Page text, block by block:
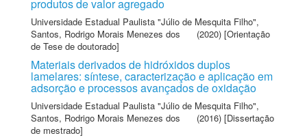
produtos de valor agregado
Universidade Estadual Paulista "Júlio de Mesquita Filho",
Santos, Rodrigo Morais Menezes dos
(2020) [Orientação
de Tese de doutorado]
Materiais derivados de hidróxidos duplos
lamelares: síntese, caracterização e aplicação em
adsorção e processos avançados de oxidação
Universidade Estadual Paulista "Júlio de Mesquita Filho",
Santos, Rodrigo Morais Menezes dos
(2016) [Dissertação
de mestrado]